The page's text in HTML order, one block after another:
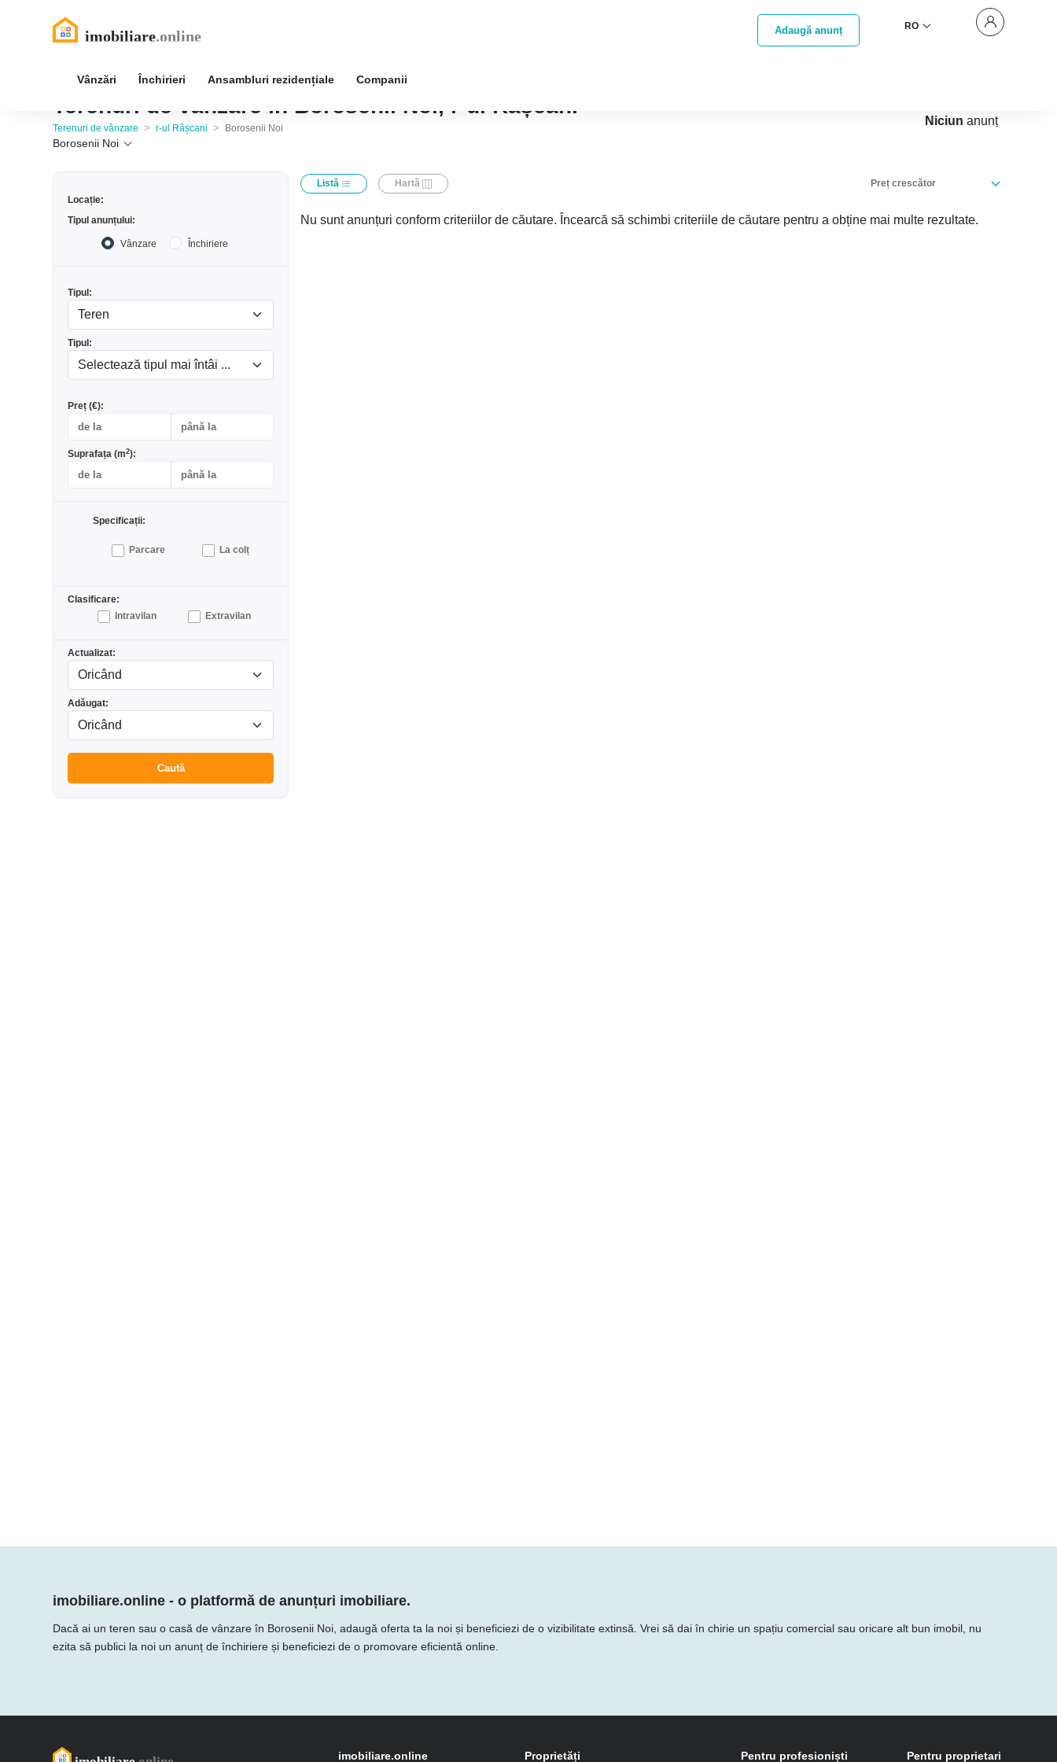
Adaugă anunț RO
Vânzări Închirieri Ansambluri rezidențiale Companii
Terenuri de vânzare în Borosenii Noi, r-ul Râșcani
Terenuri de vânzare > r-ul Râșcani > Borosenii Noi
Borosenii Noi
Niciun anunț
Locație:
Tipul anunțului:
Vânzare Închiriere
Tipul:
Tipul:
Preț (€):
Suprafața (m2):
Specificații:
Parcare La colț
Clasificare:
Intravilan
Extravilan
Actualizat:
Adăugat:
Caută
Listă Hartă Preț crescător
Nu sunt anunțuri conform criteriilor de căutare. Încearcă să schimbi criteriile de căutare pentru a obține mai multe rezultate.
imobiliare.online - o platformă de anunțuri imobiliare.
Dacă ai un teren sau o casă de vânzare în Borosenii Noi, adaugă oferta ta la noi și beneficiezi de o vizibilitate extinsă. Vrei să dai în chirie un spațiu comercial sau oricare alt bun imobil, nu
ezita să publici la noi un anunț de închiriere și beneficiezi de o promovare eficientă online.
imobiliare.online Proprietăți Pentru profesioniști Pentru proprietari